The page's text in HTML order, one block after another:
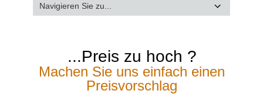
...Preis zu hoch ?
Machen Sie uns einfach einen
Preisvorschlag